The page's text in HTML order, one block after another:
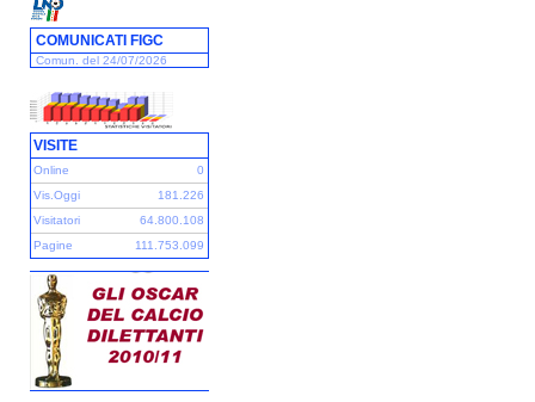
COMUNICATI FIGC
Comun. del 24/07/2026
VISITE
Online
0
Vis.Oggi
181.226
Visitatori
64.800.108
Pagine
111.753.099